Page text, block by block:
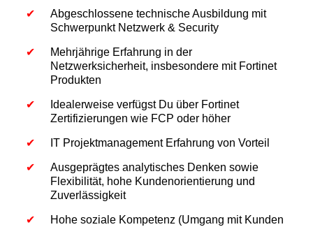
Abgeschlossene technische Ausbildung mit
Schwerpunkt Netzwerk & Security
Mehrjährige Erfahrung in der
Netzwerksicherheit, insbesondere mit Fortinet
Produkten
Idealerweise verfügst Du über Fortinet
Zertifizierungen wie FCP oder höher
IT Projektmanagement Erfahrung von Vorteil
Ausgeprägtes analytisches Denken sowie
Flexibilität, hohe Kundenorientierung und
Zuverlässigkeit
Hohe soziale Kompetenz (Umgang mit Kunden